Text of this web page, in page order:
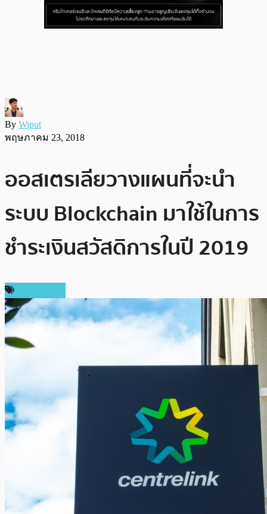
By Wiput
พฤษภาคม 23, 2018
ออสเตรเลียวางแผนที่จะนำ
ระบบ Blockchain มาใช้ในการ
ชำระเงินสวัสดิการในปี 2019